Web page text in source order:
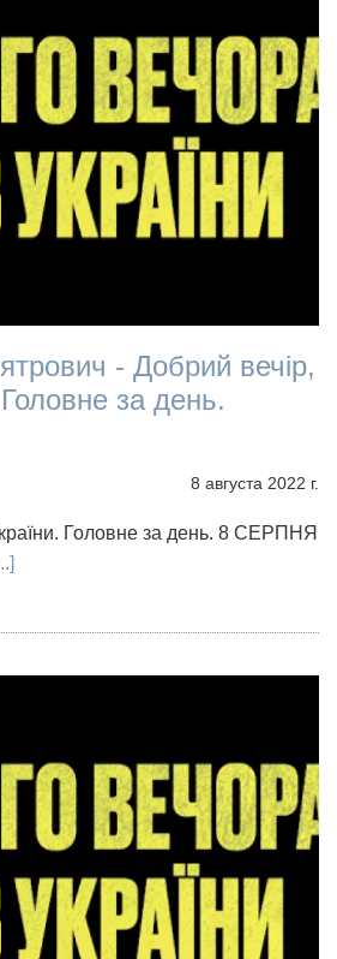
- Добрий вечір,
за день.
8 августа 2022 г.
Головне за день. 8 СЕРПНЯ